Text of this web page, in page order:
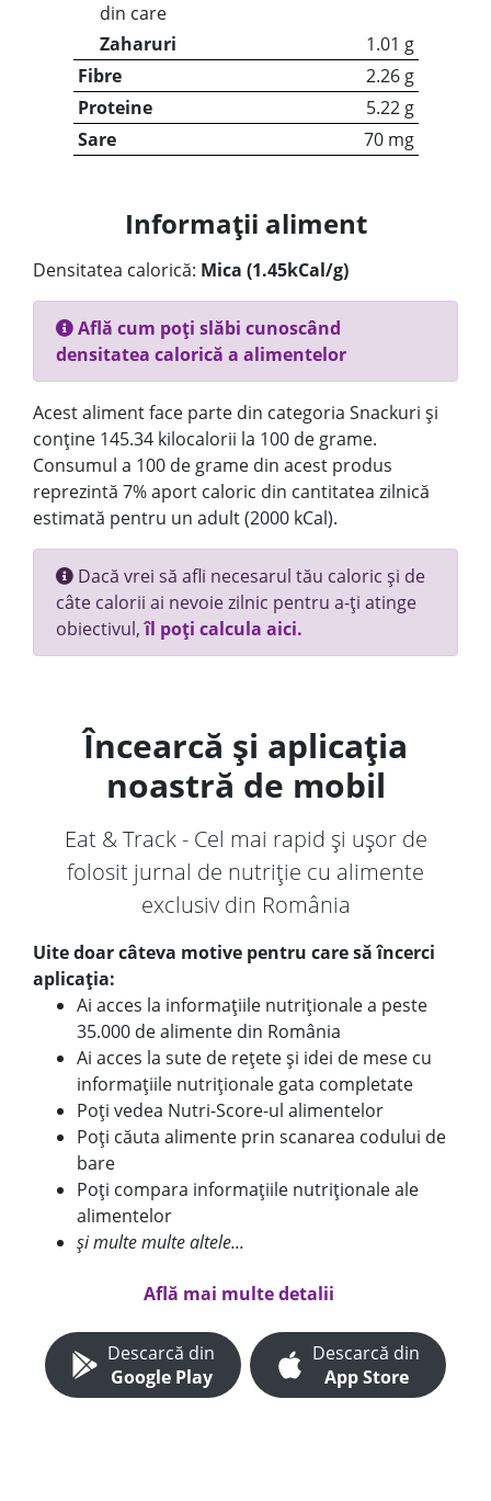
din care
Zaharuri
1.01 g
Fibre
2.26 g
Proteine
5.22 g
Sare
70 mg
Informații aliment
Densitatea calorică: Mica (1.45kCal/g)
Află cum poți slăbi cunoscând
densitatea calorică a alimentelor
Acest aliment face parte din categoria Snackuri și
conține 145.34 kilocalorii la 100 de grame.
Consumul a 100 de grame din acest produs
reprezintă 7% aport caloric din cantitatea zilnică
estimată pentru un adult (2000 kCal).
Dacă vrei să afli necesarul tău caloric și de
câte calorii ai nevoie zilnic pentru a-ți atinge
obiectivul,îl poți calcula aici.
Încearcă și aplicația
noastră de mobil
Eat & Track - Cel mai rapid și ușor de
folosit jurnal de nutriție cu alimente
exclusiv din România
Uite doar câteva motive pentru care să încerci
aplicația:
Ai acces la informațiile nutriționale a peste
35.000 de alimente din România
Ai acces la sute de rețete și idei de mese cu
informațiile nutriționale gata completate
Poți vedea Nutri-Score-ul alimentelor
Poți căuta alimente prin scanarea codului de
bare
Poți compara informațiile nutriționale ale
alimentelor
și multe multe altele...
Află mai multe detalii
Descarcă din
Google Play
Descarcă din
App Store